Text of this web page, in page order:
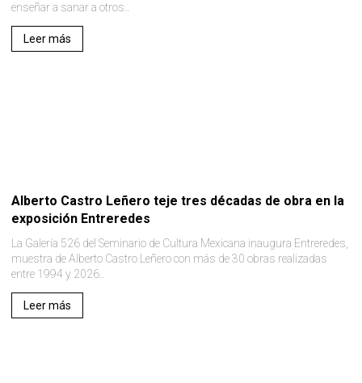
enseñar a sanar a otros..
Leer más
Alberto Castro Leñero teje tres décadas de obra en la
exposición Entreredes
La Galería 526 del Seminario de Cultura Mexicana inaugura Entreredes,
muestra de Alberto Castro Leñero con más de 30 obras realizadas
entre 1994 y 2026..
Leer más